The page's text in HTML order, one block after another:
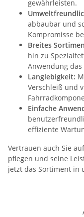
gewährleisten.
abbaubar und
Kompromisse
Breites
hin zu
Anwendung
Langlebigkeit:
Verschleiß und
Einfache
effiziente
Vertrauen auch Sie
pflegen und seine
jetzt das Sortiment in